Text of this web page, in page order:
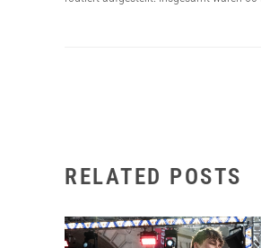
RELATED POSTS